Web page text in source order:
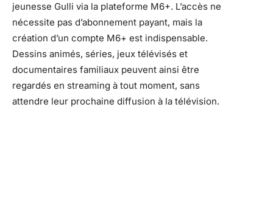
jeunesse Gulli via la plateforme M6+. L’accès ne
nécessite pas d’abonnement payant, mais la
création d’un compte M6+ est indispensable.
Dessins animés, séries, jeux télévisés et
documentaires familiaux peuvent ainsi être
regardés en streaming à tout moment, sans
attendre leur prochaine diffusion à la télévision.